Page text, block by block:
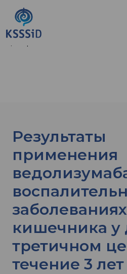
Главная страница
ведолизумаба при
заболеваниях кишечника у
Результаты
применения
заболеваниях
кишечника у
третичном
течение 3 лет